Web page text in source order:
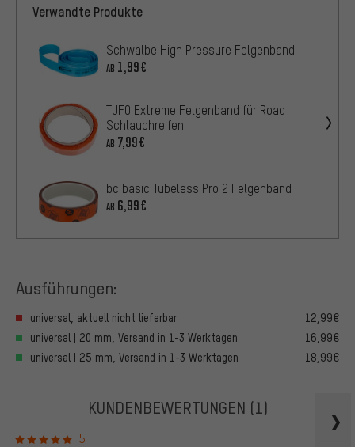
Verwandte Produkte
Schwalbe High Pressure Felgenband
AB 1,99€
TUFO Extreme Felgenband für Road
Schlauchreifen
AB 7,99€
bc basic Tubeless Pro 2 Felgenband
AB 6,99€
Ausführungen:
universal, aktuell nicht lieferbar
12,99€
universal | 20 mm, Versand in 1-3 Werktagen
16,99€
universal | 25 mm, Versand in 1-3 Werktagen
18,99€
KUNDENBEWERTUNGEN (1)
5